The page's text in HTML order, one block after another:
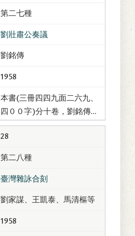
東西洋，盡識其風潮、土
俗、地形險易。清康...
第二七種
劉壯肅公奏議
劉銘傳
1958
本書(三冊四四九面二六九、
四００字)分十卷，劉銘傳
撰。銘傳字省三，安徽合肥
人。少任俠；清咸豐間太平
軍之役，隨李鴻章以「銘
軍」所向克捷，授直隸...
28
第二八種
臺灣雜詠合刻
劉家謀、王凱泰、馬清樞等
1958